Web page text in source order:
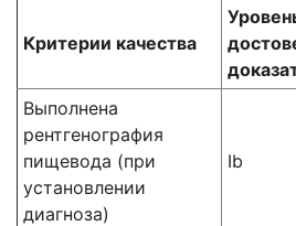
Критерии качества
Выполнена
рентгенография
пищевода (при
установлении
диагноза)
Ib